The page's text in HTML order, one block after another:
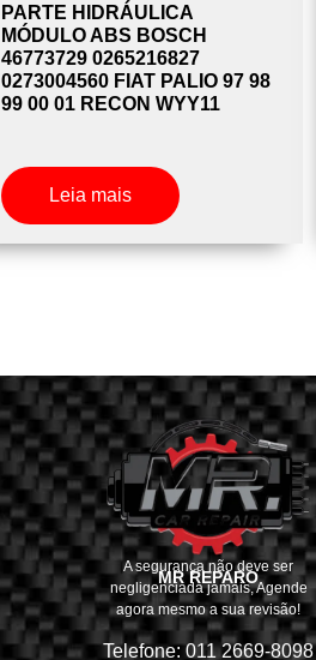
PARTE HIDRÁULICA
MÓDULO ABS BOSCH
46773729 0265216827
0273004560 FIAT PALIO 97 98
99 00 01 RECON WYY11
Leia mais
MR REPARO
A segurança não deve ser
negligenciada jamais, Agende
agora mesmo a sua revisão!
Telefone: 011 2669-8098